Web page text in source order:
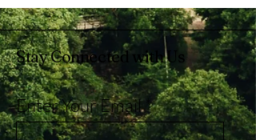
Stay Connected with Us
Enter Your Email